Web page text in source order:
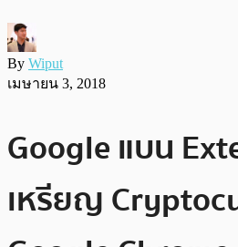
By Wiput
เมษายน 3, 2018
Google แบน
เหรียญ